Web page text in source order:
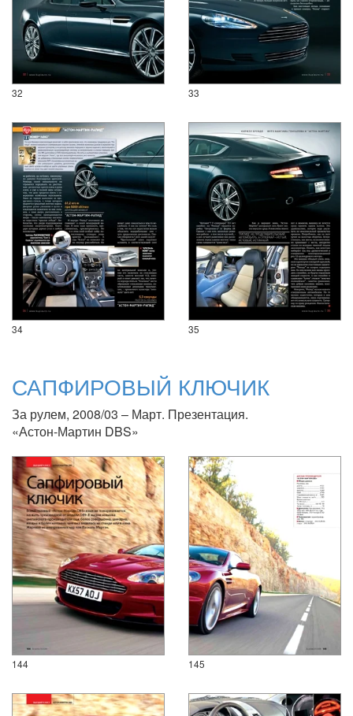
32 33
34 35
САПФИРОВЫЙ КЛЮЧИК
За рулем, 2008/03 – Март. Презентация.
«Астон-Мартин DBS»
144 145